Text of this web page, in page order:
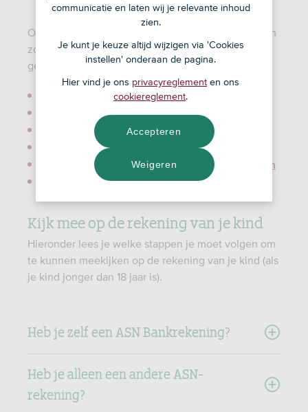
Op deze pagina lees je wat je allemaal kunt regelen
zodat je kind goed en veilig de betaalrekening kan
gebruiken.
Meekijken op de rekening van je kind
Zorg dat je kind kan inloggen
Mijn kind wordt 18 jaar
Activeer de betaalpas van je kind
Bepaal hoeveel je kind per dag mag overboeken
Leer je kind hoe het veilig bankiert
Kijk mee op de rekening van je kind
Hieronder lees je welke stappen je moet volgen om
te kunnen meekijken op de rekening van je kind (als
je kind jonger dan 18 jaar is).
Heb je zelf een ASN Bankrekening?
Heb je alleen een andere ASN-
rekening?
communicatie en laten wij je relevante inhoud
zien.
Je kunt je keuze altijd wijzigen via 'Cookies
instellen' onderaan de pagina.
Hier vind je ons privacyreglement en ons
cookiereglement.
Weigeren
Accepteren